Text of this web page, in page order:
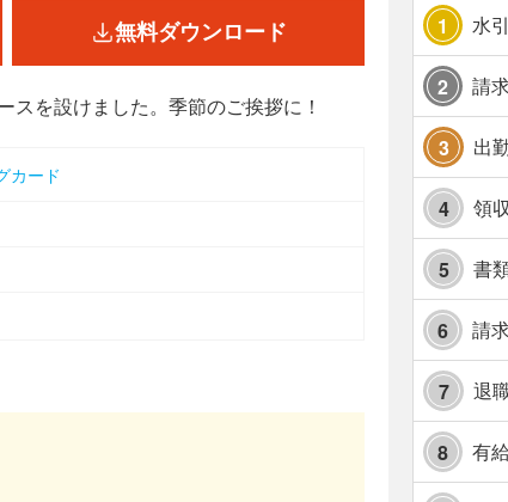
無料ダウンロード
を設けました。季節のご挨拶に！
カード
1
2
3 出
4 領
5 書
6
7 退
8